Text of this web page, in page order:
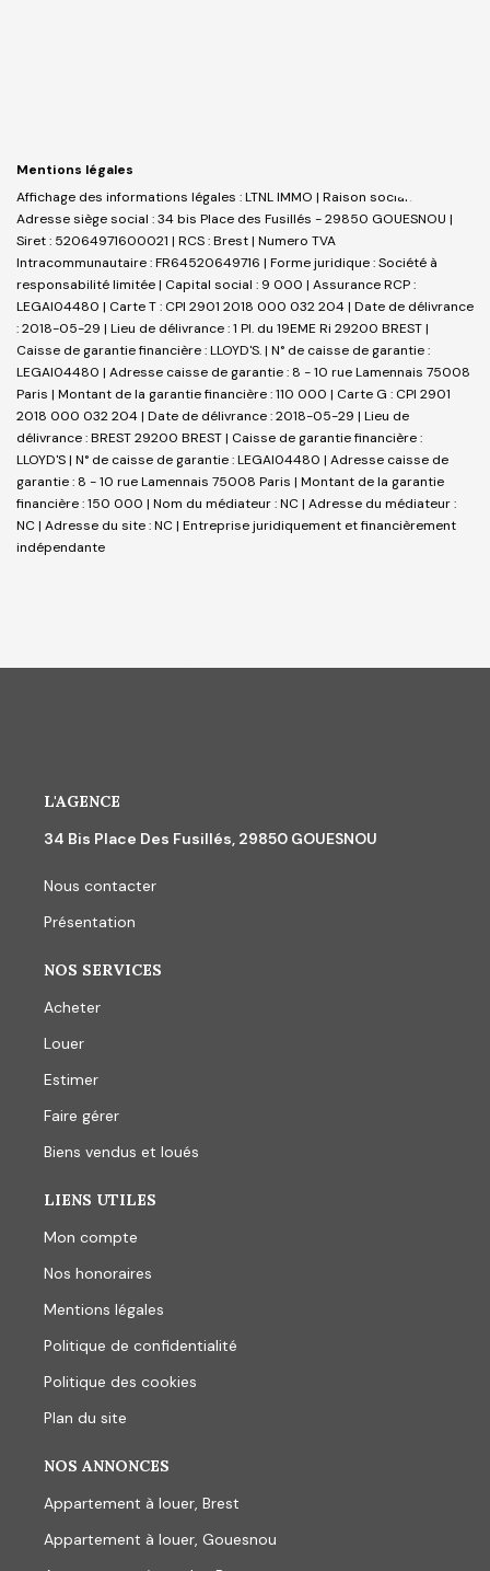
Mentions légales
Affichage des informations légales : LTNL IMMO | Raison sociale : LTNL |
Adresse siège social : 34 bis Place des Fusillés - 29850 GOUESNOU |
Siret : 52064971600021 | RCS : Brest | Numero TVA
Intracommunautaire : FR64520649716 | Forme juridique : Société à
responsabilité limitée | Capital social : 9 000 | Assurance RCP :
LEGAI04480 | Carte T : CPI 2901 2018 000 032 204 | Date de délivrance
: 2018-05-29 | Lieu de délivrance : 1 Pl. du 19EME Ri 29200 BREST |
Caisse de garantie financière : LLOYD'S. | N° de caisse de garantie :
LEGAI04480 | Adresse caisse de garantie : 8 - 10 rue Lamennais 75008
Paris | Montant de la garantie financière : 110 000 | Carte G : CPI 2901
2018 000 032 204 | Date de délivrance : 2018-05-29 | Lieu de
délivrance : BREST 29200 BREST | Caisse de garantie financière :
LLOYD'S | N° de caisse de garantie : LEGAI04480 | Adresse caisse de
garantie : 8 - 10 rue Lamennais 75008 Paris | Montant de la garantie
financière : 150 000 | Nom du médiateur : NC | Adresse du médiateur :
NC | Adresse du site : NC | Entreprise juridiquement et financièrement
indépendante
L'AGENCE
34 Bis Place Des Fusillés, 29850 GOUESNOU
Nous contacter
Présentation
NOS SERVICES
Acheter
Louer
Estimer
Faire gérer
Biens vendus et loués
LIENS UTILES
Mon compte
Nos honoraires
Mentions légales
Politique de confidentialité
Politique des cookies
Plan du site
NOS ANNONCES
Appartement à louer, Brest
Appartement à louer, Gouesnou